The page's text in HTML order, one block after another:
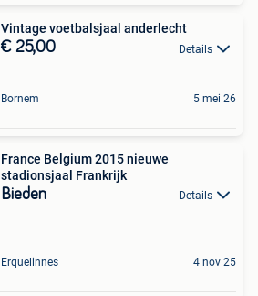
Vintage voetbalsjaal anderlecht
€ 25,00 Details
Bornem 5 mei 26
France Belgium 2015 nieuwe
stadionsjaal Frankrijk
Bieden Details
Erquelinnes 4 nov 25